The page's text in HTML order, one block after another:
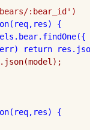
:bear_id')
(req,res) {
return
(req,res) {